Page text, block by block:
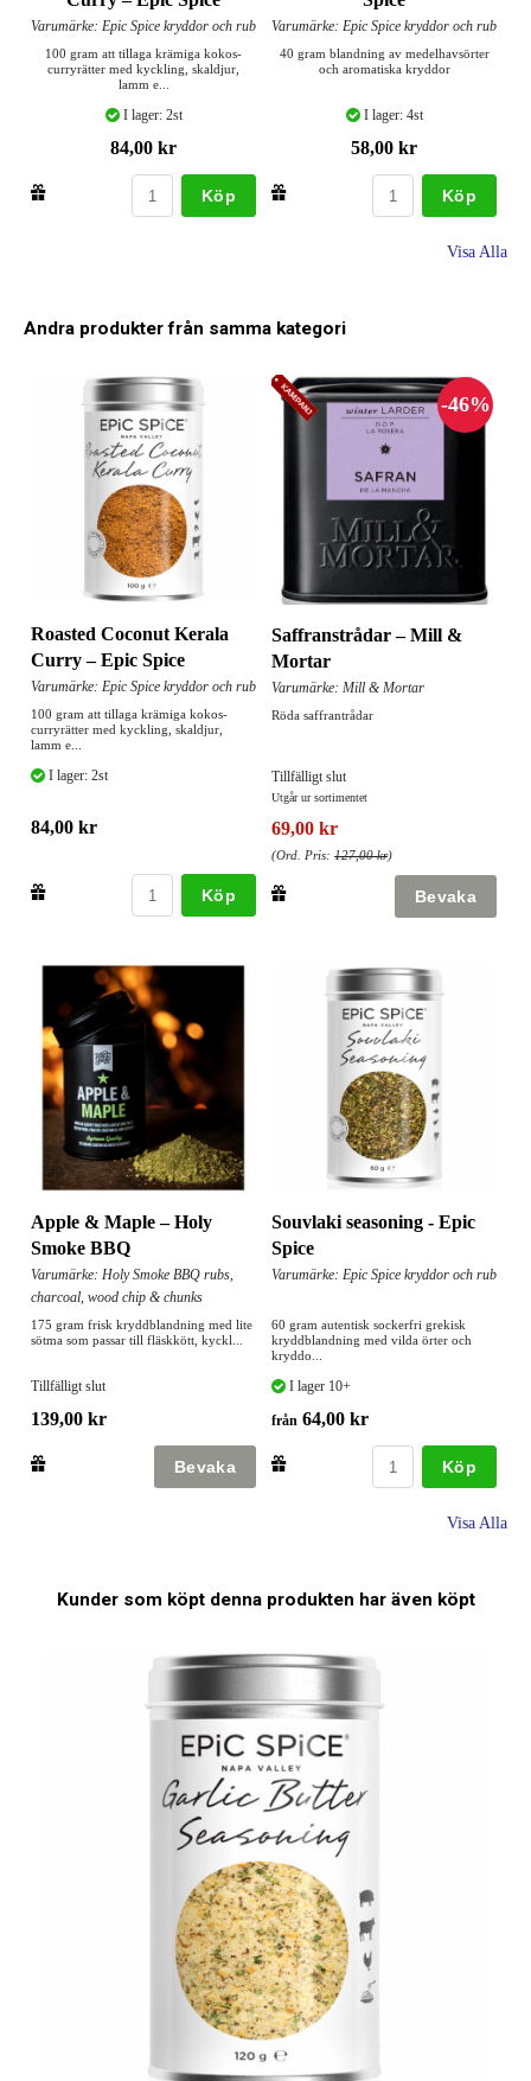
Varumärke: Epic Spice kryddor och rub
100 gram att tillaga krämiga kokos-
curryrätter med kyckling, skaldjur,
lamm e...
I lager: 2st
84,00 kr
Köp
Varumärke: Epic Spice kryddor och rub
40 gram blandning av medelhavsörter
och aromatiska kryddor
I lager: 4st
58,00 kr
Köp
Visa Alla
Andra produkter från samma kategori
Roasted Coconut Kerala
Curry – Epic Spice
Varumärke: Epic Spice kryddor och rub
100 gram att tillaga krämiga kokos-
curryrätter med kyckling, skaldjur,
lamm e...
I lager: 2st
84,00 kr
Köp
Saffranstrådar – Mill &
Mortar
Varumärke: Mill & Mortar
Röda saffrantrådar
Tillfälligt slut
Utgår ur sortimentet
69,00 kr
(Ord. Pris: 127,00 kr)
Apple & Maple – Holy
Smoke BBQ
Varumärke: Holy Smoke BBQ rubs,
charcoal, wood chip & chunks
175 gram frisk kryddblandning med lite
sötma som passar till fläskkött, kyckl...
Tillfälligt slut
139,00 kr
Souvlaki seasoning - Epic
Spice
Varumärke: Epic Spice kryddor och rub
60 gram autentisk sockerfri grekisk
kryddblandning med vilda örter och
kryddo...
I lager 10+
från 64,00 kr
Köp
Visa Alla
Kunder som köpt denna produkten har även köpt